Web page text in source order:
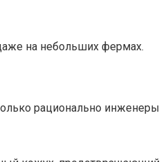
на небольших фермах.
рационально